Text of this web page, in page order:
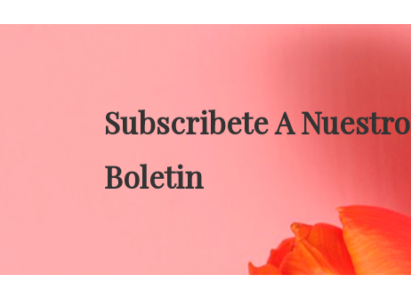
Subscribete A Nuestro
Boletin